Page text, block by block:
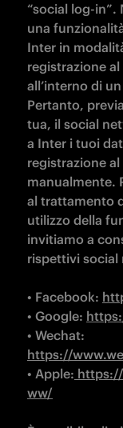
“social log-in”.
una
Inter in
registrazione
all’interno di
Pertanto,
tua, il social
a Inter i tuoi
registrazione
manualmente.
al trattamento
utilizzo della
invitiamo a
rispettivi
• Facebook:
• Google:
https://
• Apple:
ww/